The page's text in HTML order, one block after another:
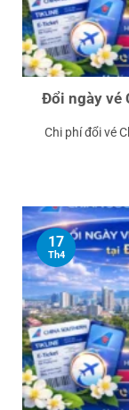
Đổi ngày vé
Chi phí đổi vé
17
Th4